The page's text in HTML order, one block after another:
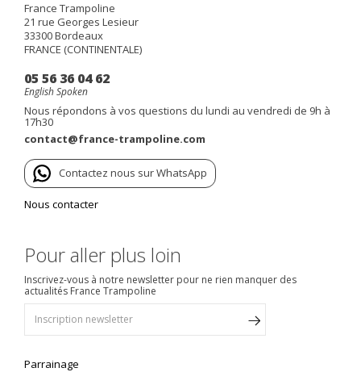
France Trampoline
21 rue Georges Lesieur
33300Bordeaux
FRANCE (CONTINENTALE)
05 56 36 04 62
English Spoken
Nous répondons à vos questions du lundi au vendredi de 9h à
17h30
contact@france-trampoline.com
Contactez nous sur WhatsApp
Nous contacter
Pour aller plus loin
Inscrivez-vous à notre newsletter pour ne rien manquer des
actualités France Trampoline
Parrainage